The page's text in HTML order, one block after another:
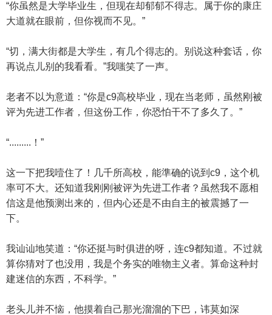
“你虽然是大学毕业生，但现在却郁郁不得志。属于你的康庄
大道就在眼前，但你视而不见。”
“切，满大街都是大学生，有几个得志的。别说这种套话，你
再说点儿别的我看看。”我嗤笑了一声。
老者不以为意道：“你是c9高校毕业，现在当老师，虽然刚被
评为先进工作者，但这份工作，你恐怕干不了多久了。”
“.........！”
这一下把我噎住了！几千所高校，能準确的说到c9，这个机
率可不大。还知道我刚刚被评为先进工作者？虽然我不愿相
信这是他预测出来的，但内心还是不由自主的被震撼了一
下。
我讪讪地笑道：“你还挺与时俱进的呀，连c9都知道。不过就
算你猜对了也没用，我是个务实的唯物主义者。算命这种封
建迷信的东西，不科学。”
老头儿并不恼，他摸着自己那光溜溜的下巴，讳莫如深